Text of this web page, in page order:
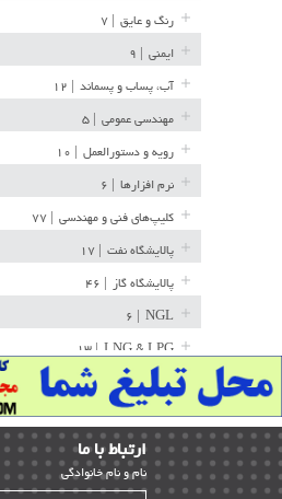
رنگ و عایق
ایمنی
آب، پساب و پسماند
مهندسی عمومی
رویه و دستورالعمل
نرم افزارها
کلیپ‌های فنی و مهندسی
پالایشگاه نفت
پالایشگاه گاز
NGL
LNG & LPG | ۱۳
خط لوله | ۳۶
مخازن ذخیره | ۱۵
پتروشیمی | ۱۴
بازرسی و QC | ۱۵
ارﺗﺒﺎط ﺑﺎ ما
ﻧﺎم و ﻧﺎم ﺧﺎﻧﻮادﮔﻰ